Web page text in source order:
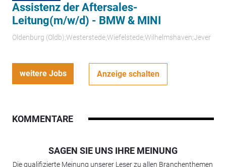
Assistenz der Aftersales-
Leitung(m/w/d) - BMW & MINI
Oldenburg (Oldb);Westerstede;Wiefelstede;Wilhelmshaven;Jever
weitere Jobs Anzeige schalten
KOMMENTARE
SAGEN SIE UNS IHRE MEINUNG
Die qualifizierte Meinung unserer Leser zu allen Branchenthemen